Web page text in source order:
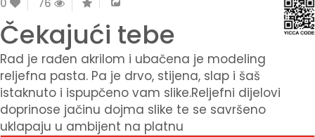
0 76
Čekajući tebe
Rad je rađen akrilom i ubačena je modeling
reljefna pasta. Pa je drvo, stijena, slap i šaš
istaknuto i ispupčeno vam slike.Reljefni dijelovi
doprinose jačinu dojma slike te se savršeno
uklapaju u ambijent na platnu